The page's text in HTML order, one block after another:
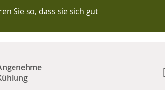
Sie so, dass sie sich gut